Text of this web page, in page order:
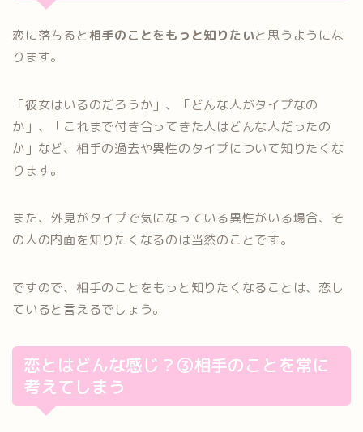
恋に落ちると相手のことをもっと知りたいと思うようにな
ります。
「彼女はいるのだろうか」、「どんな人がタイプなの
か」、「これまで付き合ってきた人はどんな人だったの
か」など、相手の過去や異性のタイプについて知りたくな
ります。
また、外見がタイプで気になっている異性がいる場合、そ
の人の内面を知りたくなるのは当然のことです。
ですので、相手のことをもっと知りたくなることは、恋し
ていると言えるでしょう。
恋とはどんな感じ？③相手のことを常に
考えてしまう